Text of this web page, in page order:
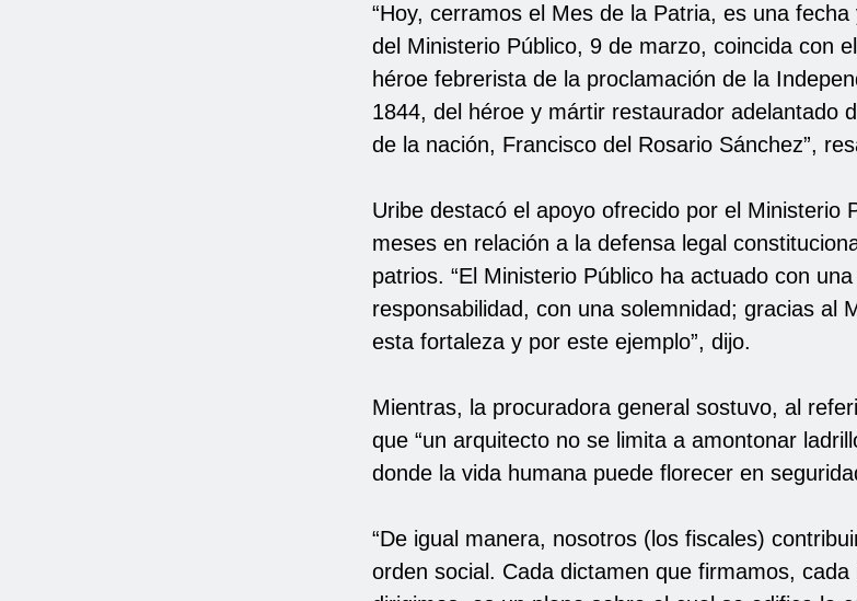
“Hoy, cerramos el Mes de la Patria, es una
del Ministerio Público, 9 de marzo, coincida con
héroe febrerista de la proclamación de la
1844, del héroe y mártir restaurador adelantado
de la nación, Francisco del Rosario Sánchez”,
Uribe destacó el apoyo ofrecido por el Ministerio
meses en relación a la defensa legal
patrios. “El Ministerio Público ha actuado con
responsabilidad, con una solemnidad; gracias al
esta fortaleza y por este ejemplo”, dijo.
Mientras, la procuradora general sostuvo, al
que “un arquitecto no se limita a amontonar
donde la vida humana puede florecer en
“De igual manera, nosotros (los fiscales)
orden social. Cada dictamen que firmamos, cada